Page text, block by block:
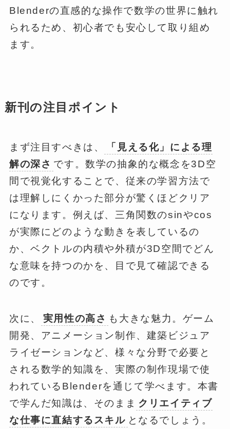
Blenderの直感的な操作で数学の世界に触れ
られるため、初心者でも安心して取り組め
ます。
新刊の注目ポイント
まず注目すべきは、
「見える化」による理
解の深さ です。数学の抽象的な概念を3D空
間で視覚化することで、従来の学習方法で
は理解しにくかった部分が驚くほどクリア
になります。例えば、三角関数のsinやcos
が実際にどのような動きを表しているの
か、ベクトルの内積や外積が3D空間でどん
な意味を持つのかを、目で見て確認できる
のです。
次に、 実用性の高さ も大きな魅力。ゲーム
開発、アニメーション制作、建築ビジュア
ライゼーションなど、様々な分野で必要と
される数学的知識を、実際の制作現場で使
われているBlenderを通じて学べます。本書
で学んだ知識は、そのまま クリエイティブ
な仕事に直結するスキル となるでしょう。